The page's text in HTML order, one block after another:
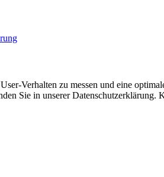
Verhalten zu messen und eine
Sie in unserer